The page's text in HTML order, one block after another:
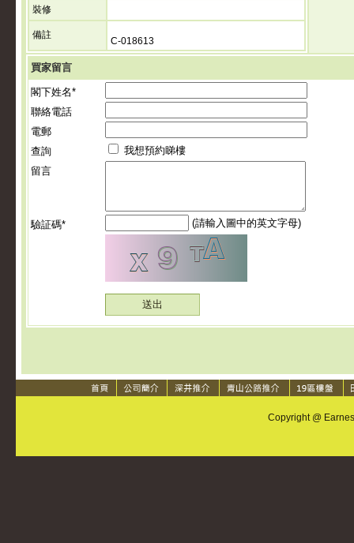
裝修
備註
C-018613
買家留言
閣下姓名*
聯絡電話
電郵
查詢
我想預約睇樓
留言
驗証碼* (請輸入圖中的英文字母)
Copyright @